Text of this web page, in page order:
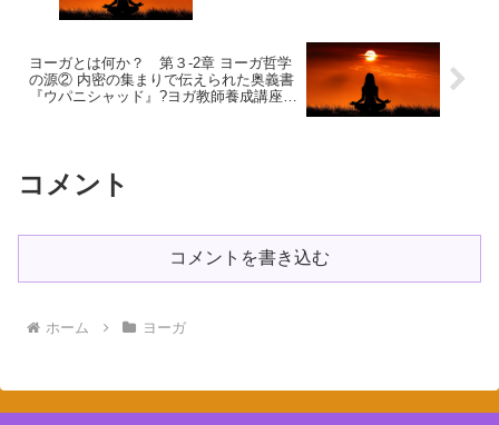
ヨーガとは何か？ 第３-2章 ヨーガ哲学
の源② 内密の集まりで伝えられた奥義書
『ウパニシャッド』?ヨガ教師養成講座で
コメント
コメントを書き込む
ホーム ヨーガ